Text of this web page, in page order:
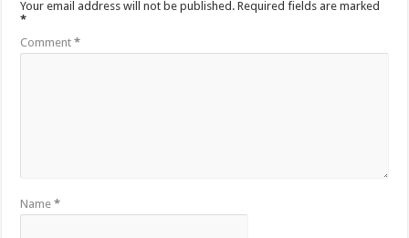
Your email address will not be published. Required fields are marked
*
Comment*
Name*